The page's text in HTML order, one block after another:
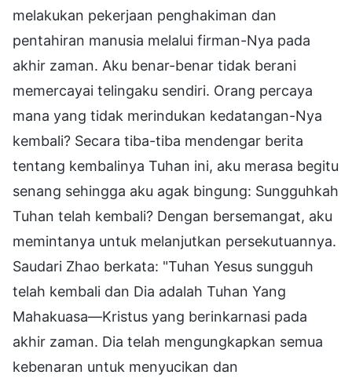
melakukan pekerjaan penghakiman dan
pentahiran manusia melalui firman-Nya pada
akhir zaman. Aku benar-benar tidak berani
memercayai telingaku sendiri. Orang percaya
mana yang tidak merindukan kedatangan-Nya
kembali? Secara tiba-tiba mendengar berita
tentang kembalinya Tuhan ini, aku merasa begitu
senang sehingga aku agak bingung: Sungguhkah
Tuhan telah kembali? Dengan bersemangat, aku
memintanya untuk melanjutkan persekutuannya.
Saudari Zhao berkata: "Tuhan Yesus sungguh
telah kembali dan Dia adalah Tuhan Yang
Mahakuasa—Kristus yang berinkarnasi pada
akhir zaman. Dia telah mengungkapkan semua
kebenaran untuk menyucikan dan